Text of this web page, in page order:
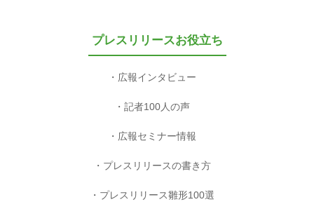
プレスリリースお役立ち
広報インタビュー
記者100人の声
広報セミナー情報
プレスリリースの書き方
プレスリリース雛形100選